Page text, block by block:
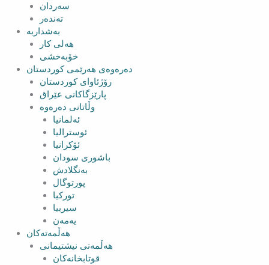
سه‌ردان
تەندەر
بەشداربە
هەلی کار
خۆبەخشی
دەرەوەی هەرێمی کوردستان
رۆژئاوای کوردستان
پارێزگاکانی عێراق
وڵاتانی دەرەوە
ئەلمانیا
ئوسترالیا
ئۆکرانیا
باشوری سودان
بەنگلادش
پورتوگال
تورکیا
سیربیا
یەمەن
هەڵمەتەکان
هەڵمەتی نیشتیمانی
قوتابخانەکان